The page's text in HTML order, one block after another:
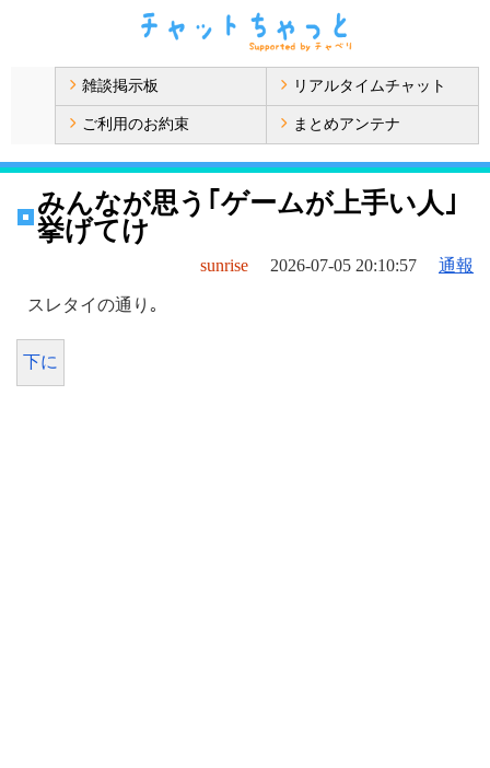
雑談掲示板 リアルタイムチャット
ご利用のお約束 まとめアンテナ
みんなが思う｢ゲームが上手い人｣
挙げてけ
sunrise 2026-07-05 20:10:57 通報
スレタイの通り｡
下に